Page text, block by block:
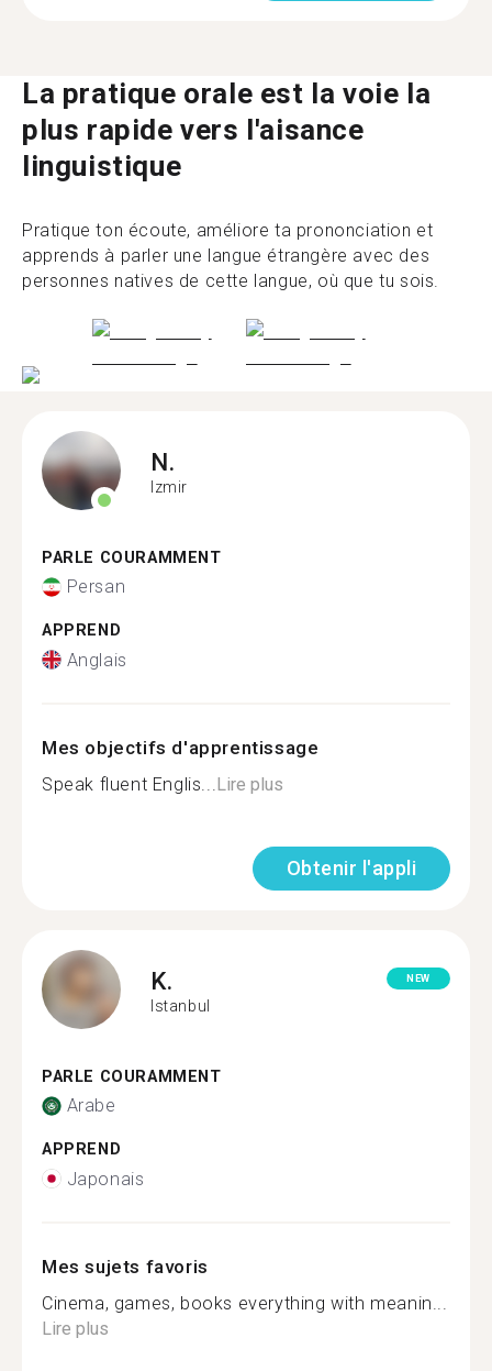
La pratique orale est la voie la
plus rapide vers l'aisance
linguistique
Pratique ton écoute, améliore ta prononciation et
apprends à parler une langue étrangère avec des
personnes natives de cette langue, où que tu sois.
N.
Izmir
PARLE COURAMMENT
Persan
APPREND
Anglais
Mes objectifs d'apprentissage
Speak fluent Englis... Lire plus
Obtenir l'appli
K.
Istanbul
NEW
PARLE COURAMMENT
Arabe
APPREND
Japonais
Mes sujets favoris
Cinema, games, books everything with meanin...
Lire plus